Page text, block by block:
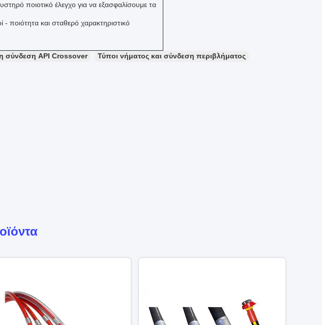
ποιοτικό έλεγχο για να εξασφαλίσουμε τα
- ποιότητα και σταθερό χαρακτηριστικό
σύνδεση API Crossover Τύποι νήματος και σύνδεση περιβλήματος